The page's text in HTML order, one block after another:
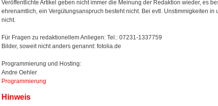
Veröffentlichte Artikel geben nicht immer die Meinung der Redaktion wieder, es
ehrenamtlich, ein Vergütungsanspruch besteht nicht. Bei evtl. Unstimmigkeiten
nicht.
Für Fragen zu redaktionellem Anliegen: Tel.: 07231-1337759
Bilder, soweit nicht anders genannt: fotolia.de
Programmierung und Hosting:
Andre Oehler
Programmierung
Hinweis